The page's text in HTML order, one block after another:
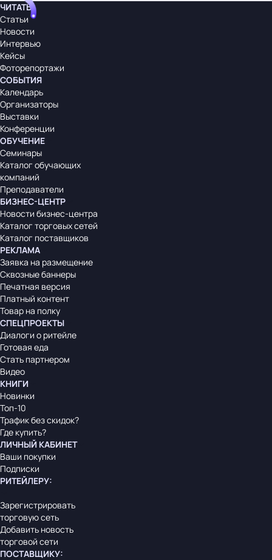
ЧИТАТЬ
Статьи
Новости
Интервью
Кейсы
Фоторепортажи
СОБЫТИЯ
Календарь
Организаторы
Выставки
Конференции
ОБУЧЕНИЕ
Семинары
Каталог обучающих
компаний
Преподаватели
БИЗНЕС-ЦЕНТР
Новости бизнес-центра
Каталог торговых сетей
Каталог поставщиков
РЕКЛАМА
Заявка на размещение
Сквозные баннеры
Печатная версия
Платный контент
Товар на полку
СПЕЦПРОЕКТЫ
Диалоги о ритейле
Готовая еда
Стать партнером
Видео
КНИГИ
Новинки
Топ-10
Трафик без скидок?
Где купить?
ЛИЧНЫЙ КАБИНЕТ
Ваши покупки
Подписки
РИТЕЙЛЕРУ:
Зарегистрировать
торговую сеть
Добавить новость
торговой сети
ПОСТАВЩИКУ: